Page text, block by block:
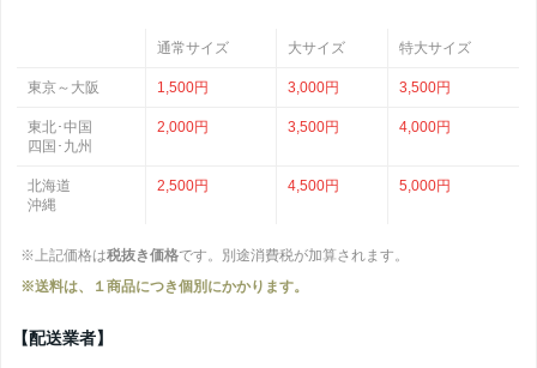
通常サイズ 大サイズ 特大サイズ
東京～大阪 1,500円 3,000円 3,500円
東北･中国
四国･九州
2,000円 3,500円 4,000円
北海道
沖縄
2,500円 4,500円 5,000円
※上記価格は税抜き価格です。別途消費税が加算されます。
※送料は、１商品につき個別にかかります。
【配送業者】